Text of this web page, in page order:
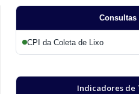
Consultas
CPI da Coleta de Lixo
Indicadores de